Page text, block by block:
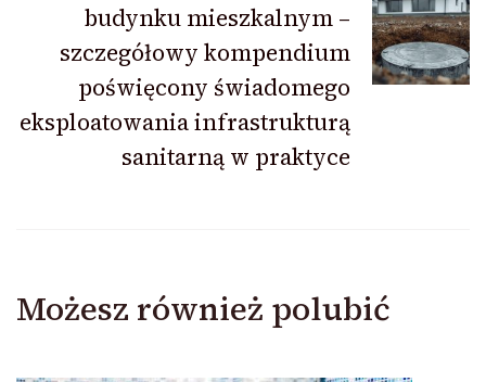
budynku mieszkalnym –
szczegółowy kompendium
poświęcony świadomego
eksploatowania infrastrukturą
sanitarną w praktyce
Możesz również polubić